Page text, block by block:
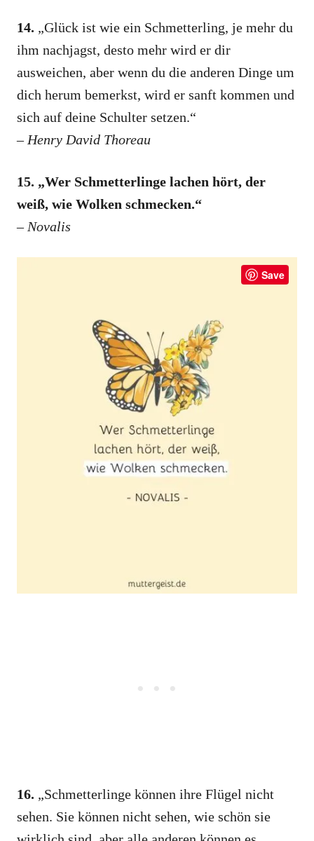
14. „Glück ist wie ein Schmetterling, je mehr du
ihm nachjagst, desto mehr wird er dir
ausweichen, aber wenn du die anderen Dinge um
dich herum bemerkst, wird er sanft kommen und
sich auf deine Schulter setzen.“
– Henry David Thoreau
15. „Wer Schmetterlinge lachen hört, der
weiß, wie Wolken schmecken.“
– Novalis
Save
16. „Schmetterlinge können ihre Flügel nicht
sehen. Sie können nicht sehen, wie schön sie